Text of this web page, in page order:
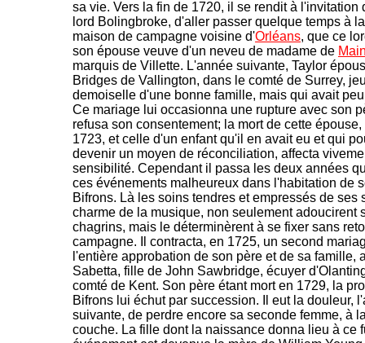
sa vie. Vers la fin de 1720, il se rendit à l'invitation
lord Bolingbroke, d'aller passer quelque temps à
maison de campagne voisine d'Orléans, que ce
son épouse veuve d'un neveu de madame de
marquis de Villette. L'année suivante, Taylor
Bridges de Vallington, dans le comté de Surrey,
demoiselle d'une bonne famille, mais qui avait
Ce mariage lui occasionna une rupture avec son
refusa son consentement; la mort de cette
1723, et celle d'un enfant qu'il en avait eu et qui
devenir un moyen de réconciliation, affecta
sensibilité. Cependant il passa les deux années
ces événements malheureux dans l'habitation de
Bifrons. Là les soins tendres et empressés de ses
charme de la musique, non seulement adoucirent
chagrins, mais le déterminèrent à se fixer sans
campagne. Il contracta, en 1725, un second
l'entière approbation de son père et de sa famille,
Sabetta, fille de John Sawbridge, écuyer
comté de Kent. Son père étant mort en 1729, la
Bifrons lui échut par succession. Il eut la douleur,
suivante, de perdre encore sa seconde femme, à
couche. La fille dont la naissance donna lieu à ce